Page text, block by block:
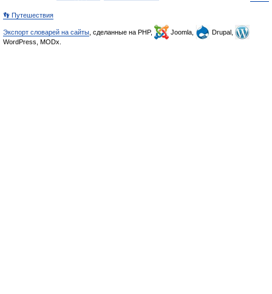
👣 Путешествия
Экспорт словарей на сайты , сделанные на PHP, Joomla,
Drupal,
WordPress, MODx.